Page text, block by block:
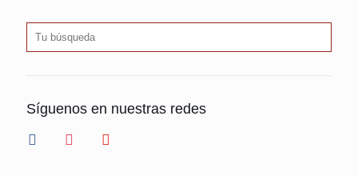
Síguenos en nuestras redes
facebook instagram youtube